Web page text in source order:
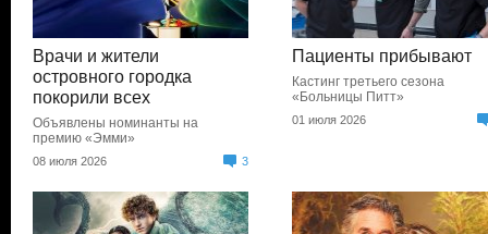
Врачи и жители
островного городка
покорили всех
Объявлены номинанты на
премию «Эмми»
08 июля 2026 3
Пациенты прибывают
Кастинг третьего сезона
«Больницы Питт»
01 июля 2026